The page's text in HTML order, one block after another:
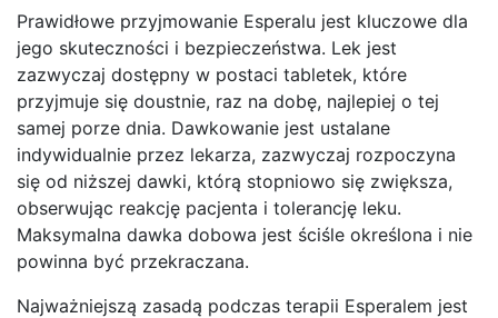
Prawidłowe przyjmowanie Esperalu jest kluczowe dla
jego skuteczności i bezpieczeństwa. Lek jest
zazwyczaj dostępny w postaci tabletek, które
przyjmuje się doustnie, raz na dobę, najlepiej o tej
samej porze dnia. Dawkowanie jest ustalane
indywidualnie przez lekarza, zazwyczaj rozpoczyna
się od niższej dawki, którą stopniowo się zwiększa,
obserwując reakcję pacjenta i tolerancję leku.
Maksymalna dawka dobowa jest ściśle określona i nie
powinna być przekraczana.
Najważniejszą zasadą podczas terapii Esperalem jest